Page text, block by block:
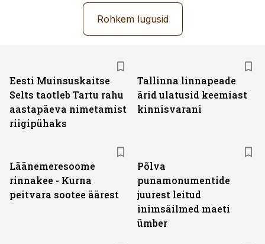
Rohkem lugusid
Eesti Muinsuskaitse
Selts taotleb Tartu rahu
aastapäeva nimetamist
riigipühaks
Tallinna linnapeade
ärid ulatusid keemiast
kinnisvarani
Läänemeresoome
rinnakee - Kurna
peitvara sootee äärest
Põlva
punamonumentide
juurest leitud
inimsäilmed maeti
ümber